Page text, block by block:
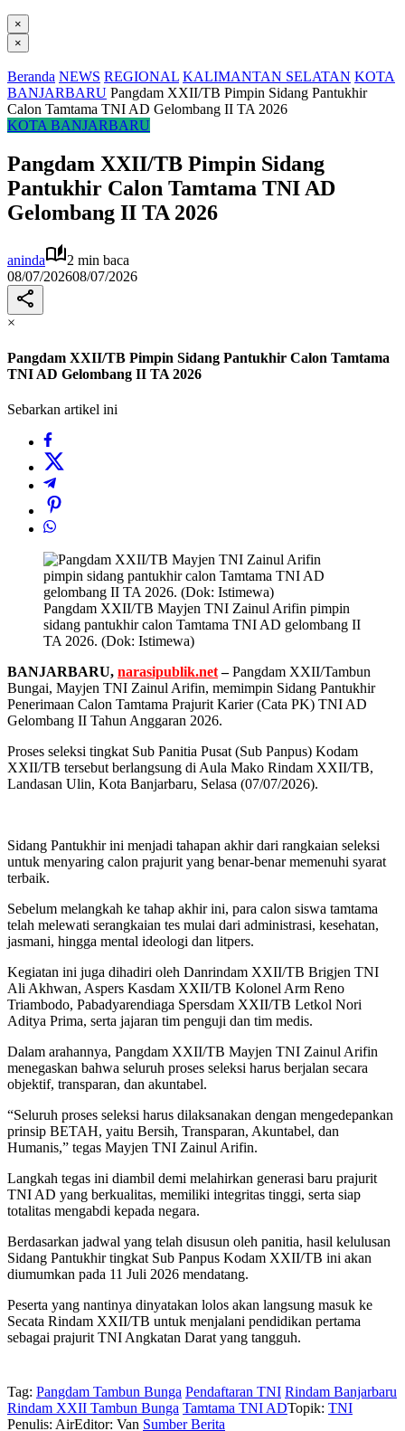
×
×
Beranda NEWS REGIONAL KALIMANTAN SELATAN KOTA
BANJARBARU Pangdam XXII/TB Pimpin Sidang Pantukhir
Calon Tamtama TNI AD Gelombang II TA 2026
KOTA BANJARBARU
Pangdam XXII/TB Pimpin Sidang
Pantukhir Calon Tamtama TNI AD
Gelombang II TA 2026
aninda
2 min baca
08/07/202608/07/2026
×
Pangdam XXII/TB Pimpin Sidang Pantukhir Calon Tamtama
TNI AD Gelombang II TA 2026
Sebarkan artikel ini
Pangdam XXII/TB Mayjen TNI Zainul Arifin pimpin
sidang pantukhir calon Tamtama TNI AD gelombang II
TA 2026. (Dok: Istimewa)
BANJARBARU, narasipublik.net–Pangdam XXII/Tambun
Bungai, Mayjen TNI Zainul Arifin, memimpin Sidang Pantukhir
Penerimaan Calon Tamtama Prajurit Karier (Cata PK) TNI AD
Gelombang II Tahun Anggaran 2026.
Proses seleksi tingkat Sub Panitia Pusat (Sub Panpus) Kodam
XXII/TB tersebut berlangsung di Aula Mako Rindam XXII/TB,
Landasan Ulin, Kota Banjarbaru, Selasa (07/07/2026).
Sidang Pantukhir ini menjadi tahapan akhir dari rangkaian seleksi
untuk menyaring calon prajurit yang benar-benar memenuhi syarat
terbaik.
Sebelum melangkah ke tahap akhir ini, para calon siswa tamtama
telah melewati serangkaian tes mulai dari administrasi, kesehatan,
jasmani, hingga mental ideologi dan litpers.
Kegiatan ini juga dihadiri oleh Danrindam XXII/TB Brigjen TNI
Ali Akhwan, Aspers Kasdam XXII/TB Kolonel Arm Reno
Triambodo, Pabadyarendiaga Spersdam XXII/TB Letkol Nori
Aditya Prima, serta jajaran tim penguji dan tim medis.
Dalam arahannya, Pangdam XXII/TB Mayjen TNI Zainul Arifin
menegaskan bahwa seluruh proses seleksi harus berjalan secara
objektif, transparan, dan akuntabel.
“Seluruh proses seleksi harus dilaksanakan dengan mengedepankan
prinsip BETAH, yaitu Bersih, Transparan, Akuntabel, dan
Humanis,” tegas Mayjen TNI Zainul Arifin.
Langkah tegas ini diambil demi melahirkan generasi baru prajurit
TNI AD yang berkualitas, memiliki integritas tinggi, serta siap
totalitas mengabdi kepada negara.
Berdasarkan jadwal yang telah disusun oleh panitia, hasil kelulusan
Sidang Pantukhir tingkat Sub Panpus Kodam XXII/TB ini akan
diumumkan pada 11 Juli 2026 mendatang.
Peserta yang nantinya dinyatakan lolos akan langsung masuk ke
Secata Rindam XXII/TB untuk menjalani pendidikan pertama
sebagai prajurit TNI Angkatan Darat yang tangguh.
Tag: Pangdam Tambun Bunga Pendaftaran TNI Rindam Banjarbaru
Rindam XXII Tambun Bunga Tamtama TNI ADTopik: TNI
Penulis: AirEditor: Van Sumber Berita